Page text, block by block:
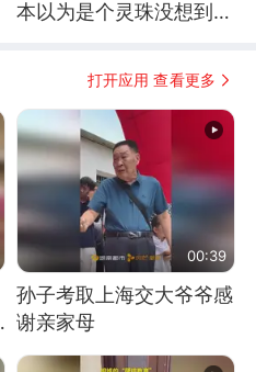
本以为是个灵珠没想到是
打开应用 查看更多
00:39
孙子考取上海交大爷爷感
谢亲家母